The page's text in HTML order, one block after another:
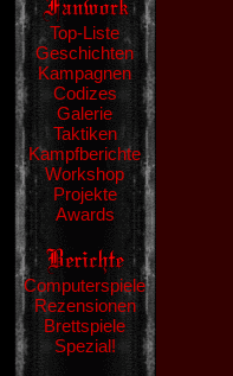
Top-Liste
Geschichten
Kampagnen
Codizes
Galerie
Taktiken
Kampfberichte
Workshop
Projekte
Awards
Computerspiele
Rezensionen
Brettspiele
Spezial!